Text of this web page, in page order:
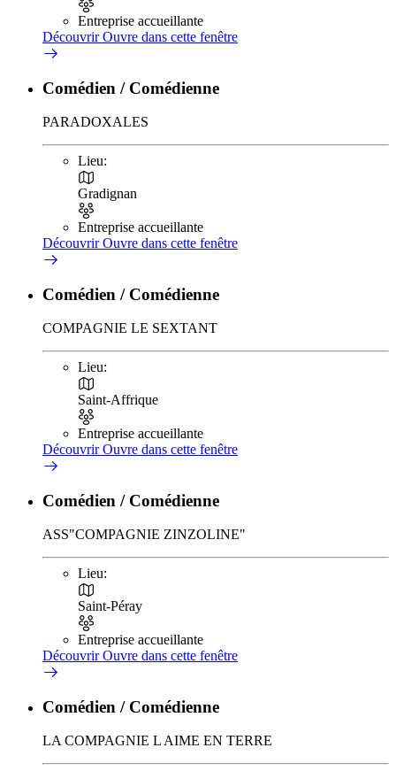
Entreprise accueillante
DécouvrirOuvre dans cette fenêtre
Comédien / Comédienne
PARADOXALES
Lieu:
Gradignan
Entreprise accueillante
DécouvrirOuvre dans cette fenêtre
Comédien / Comédienne
COMPAGNIE LE SEXTANT
Lieu:
Saint-Affrique
Entreprise accueillante
DécouvrirOuvre dans cette fenêtre
Comédien / Comédienne
ASS"COMPAGNIE ZINZOLINE"
Lieu:
Saint-Péray
Entreprise accueillante
DécouvrirOuvre dans cette fenêtre
Comédien / Comédienne
LA COMPAGNIE L AIME EN TERRE